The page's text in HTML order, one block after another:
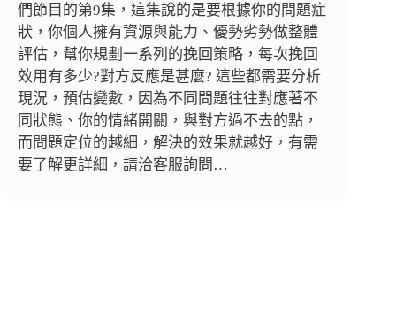
們節目的第9集，這集說的是要根據你的問題症
狀，你個人擁有資源與能力、優勢劣勢做整體
評估，幫你規劃一系列的挽回策略，每次挽回
效用有多少?對方反應是甚麼? 這些都需要分析
現況，預估變數，因為不同問題往往對應著不
同狀態、你的情緒開關，與對方過不去的點，
而問題定位的越細，解決的效果就越好，有需
要了解更詳細，請洽客服詢問…